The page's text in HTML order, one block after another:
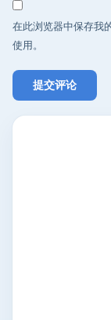
在此浏览器中保存我
使用。